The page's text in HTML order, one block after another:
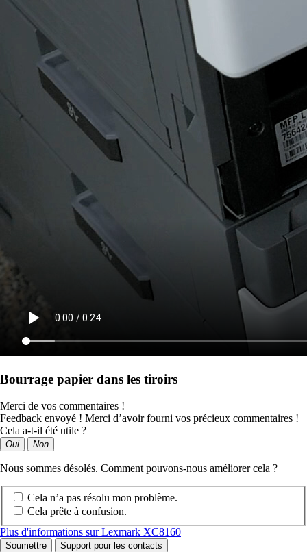
Bourrage papier dans les tiroirs
Merci de vos commentaires !
Feedback envoyé ! Merci d’avoir fourni vos précieux commentaires !
Cela a-t-il été utile ?
Oui Non
Nous sommes désolés. Comment pouvons-nous améliorer cela ?
Cela n’a pas résolu mon problème.
Cela prête à confusion.
Plus d'informations sur Lexmark XC8160
Soumettre Support pour les contacts